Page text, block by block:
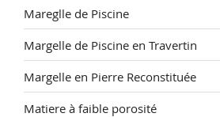
Mareglle de Piscine
Margelle de Piscine en Travertin
Margelle en Pierre Reconstituée
Matiere à faible porosité